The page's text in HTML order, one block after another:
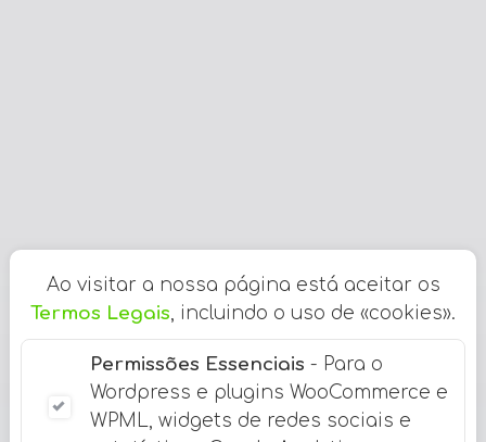
Ao visitar a nossa página está aceitar os
Termos Legais, incluindo o uso de «cookies».
Permissões Essenciais - Para o
Wordpress e plugins WooCommerce e
WPML, widgets de redes sociais e